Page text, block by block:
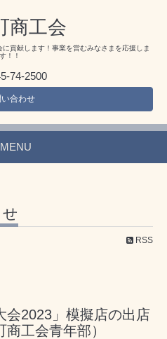
商工会
貢献します！事業を営むみなさまを応援しま
す！！
74-2500
い合わせ
MENU
RSS
会2023」模擬店の出店
工会青年部）